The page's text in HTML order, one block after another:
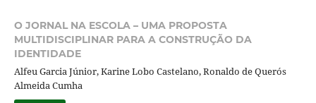
O JORNAL NA ESCOLA – UMA PROPOSTA
MULTIDISCIPLINAR PARA A CONSTRUÇÃO DA
IDENTIDADE
Alfeu Garcia Júnior, Karine Lobo Castelano, Ronaldo de Querós
Almeida Cumha